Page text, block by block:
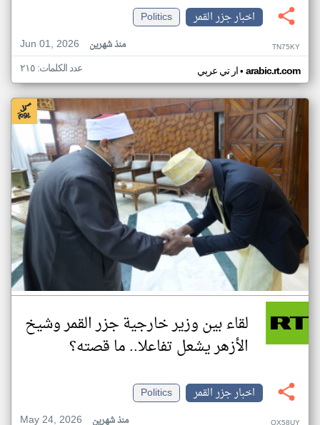
اخبار جزر القمر
Politics
Jun 01, 2026
منذ شهرين TN75KY
ار تي عربي• arabic.rt.com عدد الكلمات: ٢١٥
لقاء بين وزير خارجية جزر القمر وشيخ
الأزهر يشعل تفاعلا.. ما قصته؟
اخبار جزر القمر
Politics
May 24, 2026
منذ شهرين